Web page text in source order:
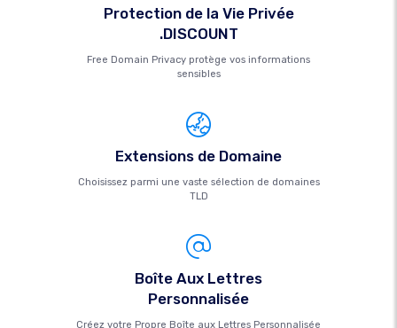
Protection de la Vie Privée
.DISCOUNT
Free Domain Privacy protège vos informations
sensibles
Extensions de Domaine
Choisissez parmi une vaste sélection de domaines
TLD
Boîte Aux Lettres
Personnalisée
Créez votre Propre Boîte aux Lettres Personnalisée